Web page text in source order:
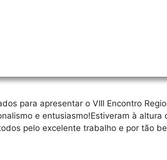
para apresentar o VIII Encontro
e entusiasmo!Estiveram à
pelo excelente trabalho e por tão